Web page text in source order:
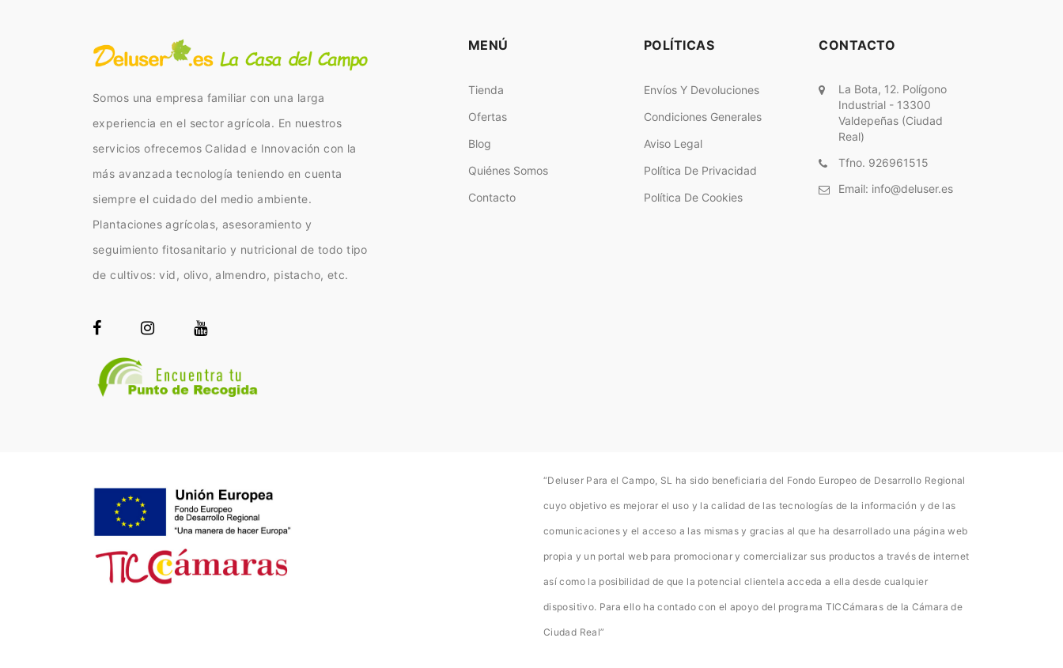
Somos una empresa familiar con una larga
experiencia en el sector agrícola. En nuestros
servicios ofrecemos Calidad e Innovación con la
más avanzada tecnología teniendo en cuenta
siempre el cuidado del medio ambiente.
Plantaciones agrícolas, asesoramiento y
seguimiento fitosanitario y nutricional de todo tipo
de cultivos: vid, olivo, almendro, pistacho, etc.
MENÚ
Tienda
Ofertas
Blog
Quiénes Somos
Contacto
POLÍTICAS
Envíos Y Devoluciones
Condiciones Generales
Aviso Legal
Política De Privacidad
Política De Cookies
CONTACTO
La Bota, 12. Polígono
Industrial - 13300
Valdepeñas (Ciudad
Real)
Tfno. 926961515
Email: info@deluser.es
“Deluser Para el Campo, SL ha sido beneficiaria del Fondo Europeo de Desarrollo Regional
cuyo objetivo es mejorar el uso y la calidad de las tecnologías de la información y de las
comunicaciones y el acceso a las mismas y gracias al que ha desarrollado una página web
propia y un portal web para promocionar y comercializar sus productos a través de internet
así como la posibilidad de que la potencial clientela acceda a ella desde cualquier
dispositivo. Para ello ha contado con el apoyo del programa TICCámaras de la Cámara de
Ciudad Real”